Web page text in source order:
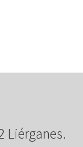
Liérganes.